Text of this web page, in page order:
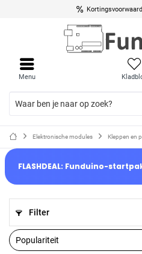
Menu
Elektronische modules Kleppen en
FLASHDEAL: Funduino-
Filter